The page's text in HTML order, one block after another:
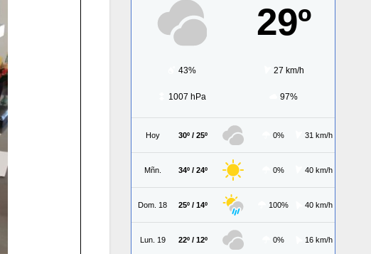
29º
43% 27 km/h
1007 hPa 97%
Hoy 30º / 25º 0% 31 km/h
Mñn. 34º / 24º 0% 40 km/h
Dom. 18 25º / 14º 100% 40 km/h
Lun. 19 22º / 12º 0% 16 km/h